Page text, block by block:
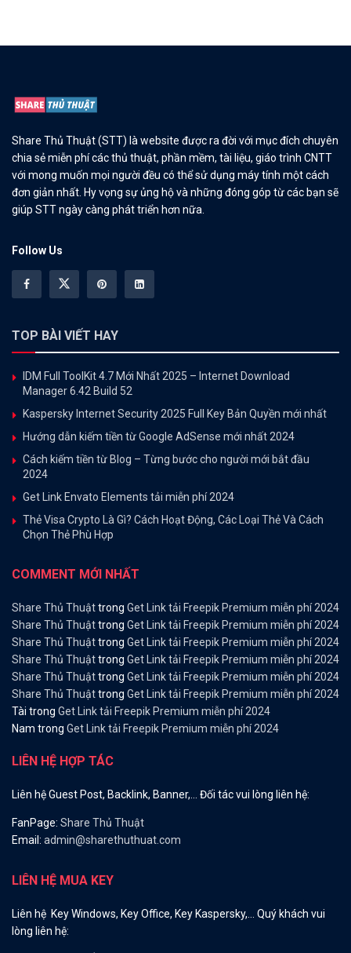
Share Thủ Thuật (STT) là website được ra đời với mục đích chuyên
chia sẻ miễn phí các thủ thuật, phần mềm, tài liệu, giáo trình CNTT
với mong muốn mọi người đều có thể sử dụng máy tính một cách
đơn giản nhất. Hy vọng sự ủng hộ và những đóng góp từ các bạn sẽ
giúp STT ngày càng phát triển hơn nữa.
Follow Us
TOP BÀI VIẾT HAY
IDM Full ToolKit 4.7 Mới Nhất 2025 – Internet Download
Manager 6.42 Build 52
Kaspersky Internet Security 2025 Full Key Bản Quyền mới nhất
Hướng dẫn kiếm tiền từ Google AdSense mới nhất 2024
Cách kiếm tiền từ Blog – Từng bước cho người mới bắt đầu
2024
Get Link Envato Elements tải miễn phí 2024
Thẻ Visa Crypto Là Gì? Cách Hoạt Động, Các Loại Thẻ Và Cách
Chọn Thẻ Phù Hợp
COMMENT MỚI NHẤT
Share Thủ Thuậttrong Get Link tải Freepik Premium miễn phí 2024
Share Thủ Thuậttrong Get Link tải Freepik Premium miễn phí 2024
Share Thủ Thuậttrong Get Link tải Freepik Premium miễn phí 2024
Share Thủ Thuậttrong Get Link tải Freepik Premium miễn phí 2024
Share Thủ Thuậttrong Get Link tải Freepik Premium miễn phí 2024
Share Thủ Thuậttrong Get Link tải Freepik Premium miễn phí 2024
Tài trong Get Link tải Freepik Premium miễn phí 2024
Nam trong Get Link tải Freepik Premium miễn phí 2024
LIÊN HỆ HỢP TÁC
Liên hệ Guest Post, Backlink, Banner,… Đối tác vui lòng liên hệ:
FanPage: Share Thủ Thuật
Email: admin@sharethuthuat.com
LIÊN HỆ MUA KEY
Liên hệ Key Windows, Key Office, Key Kaspersky,… Quý khách vui
lòng liên hệ: